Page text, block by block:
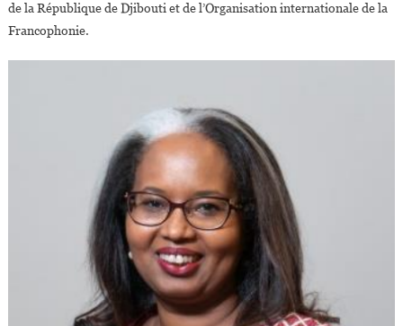
de la République de Djibouti et de l’Organisation internationale de la
Francophonie.